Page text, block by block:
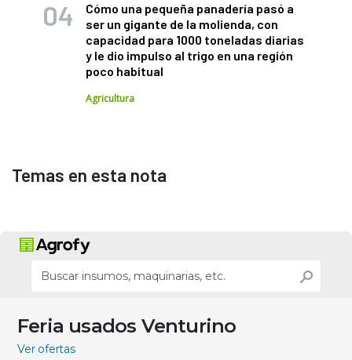
Cómo una pequeña panadería pasó a
ser un gigante de la molienda, con
capacidad para 1000 toneladas diarias
y le dio impulso al trigo en una región
poco habitual
Agricultura
Temas en esta nota
Feria usados Venturino
Ver ofertas